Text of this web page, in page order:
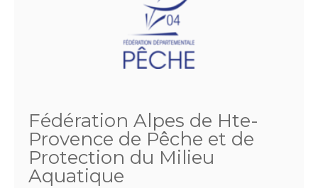
Fédération Alpes de Hte-
Provence de Pêche et de
Protection du Milieu
Aquatique